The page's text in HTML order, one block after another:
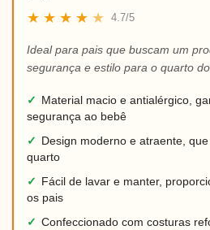
★ ★ ★ ★ ★ 4.7/5
Ideal para pais que buscam um
segurança e estilo para o quarto do
✓
Material macio e antialérgico,
segurança ao bebê
✓
Design moderno e atraente,
quarto
✓
Fácil de lavar e manter,
os pais
✓ Confeccionado com costuras